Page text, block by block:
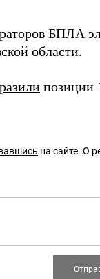
БПЛА
области.
позиции
на сайте. О